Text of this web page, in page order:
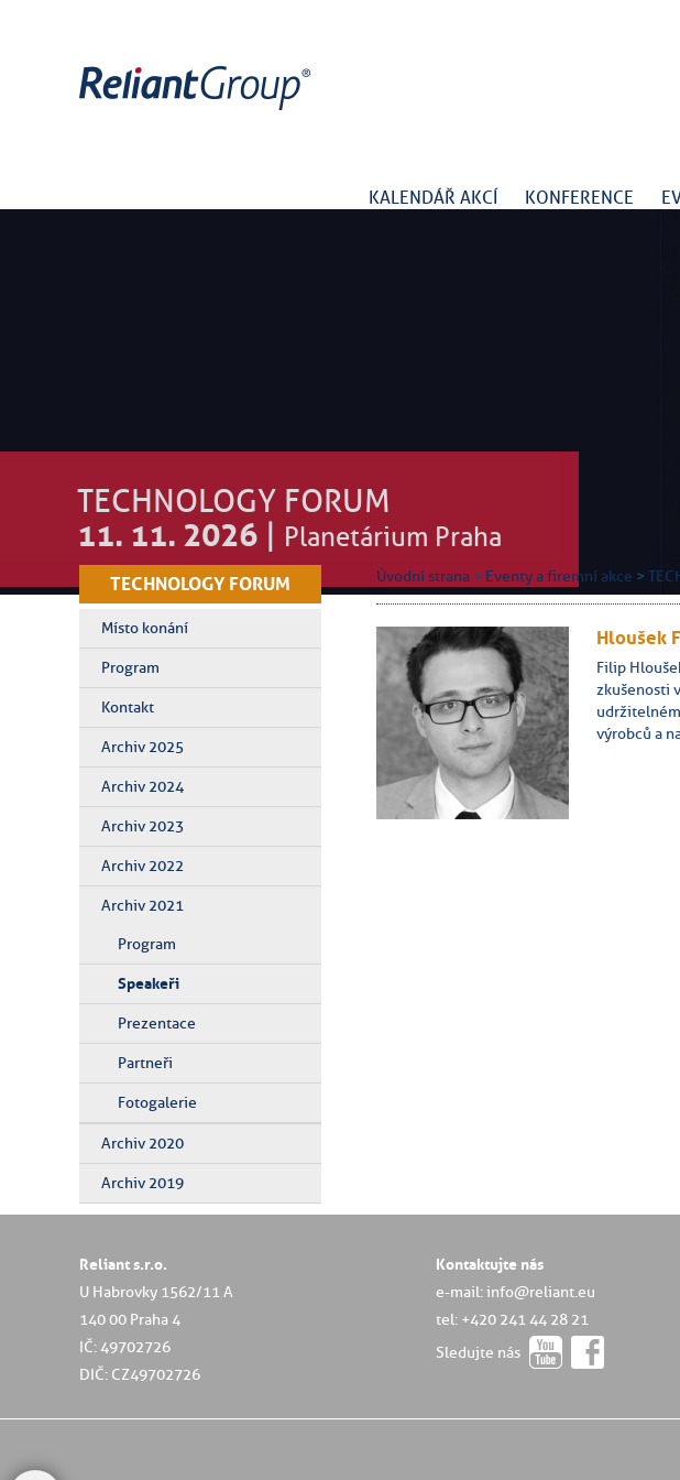
KALENDÁŘ AKCÍ KONFERENCE
TECHNOLOGY FORUM
11. 11. 2026 | Planetárium Praha
TECHNOLOGY FORUM
Místo konání
Program
Kontakt
Archiv 2025
Archiv 2024
Archiv 2023
Archiv 2022
Archiv 2021
Program
Speakeři
Prezentace
Partneři
Fotogalerie
Archiv 2020
Archiv 2019
Úvodní strana > Eventy a firemní akce >
Hloušek
Filip
zkušenosti
výrobců a
Reliant s.r.o.
U Habrovky 1562/11 A
140 00 Praha 4
IČ: 49702726
DIČ: CZ49702726
Kontaktujte nás
e-mail: info@reliant.eu
tel: +420 241 44 28 21
Sledujte nás